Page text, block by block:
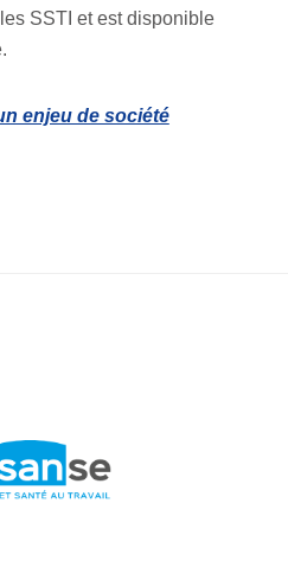
SSTI et est disponible
enjeu de société